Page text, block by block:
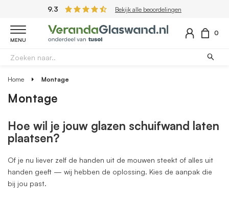
9.3 Bekijk alle beoordelingen
MENU
0
Home Montage
Montage
Hoe wil je jouw glazen schuifwand laten
plaatsen?
Of je nu liever zelf de handen uit de mouwen steekt of alles uit
handen geeft — wij hebben de oplossing. Kies de aanpak die
bij jou past.